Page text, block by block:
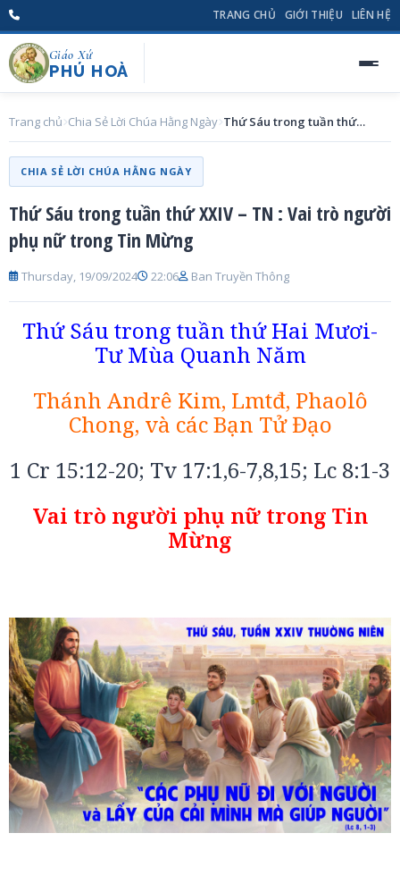
TRANG CHỦ GIỚI THIỆU LIÊN HỆ
Giáo Xứ
PHÚ HOÀ
Trang chủ Chia Sẻ Lời Chúa Hằng Ngày Thứ Sáu trong tuần thứ XXIV – TN : Vai trò người phụ nữ trong Tin Mừng
CHIA SẺ LỜI CHÚA HẰNG NGÀY
Thứ Sáu trong tuần thứ XXIV – TN : Vai trò người
phụ nữ trong Tin Mừng
Thursday, 19/09/2024 22:06 Ban Truyền Thông
Thứ Sáu trong tuần thứ Hai Mươi-
Tư Mùa Quanh Năm
Thánh Andrê Kim, Lmtđ, Phaolô
Chong, và các Bạn Tử Đạo
1 Cr 15:12-20; Tv 17:1,6-7,8,15; Lc 8:1-3
Vai trò người phụ nữ trong Tin
Mừng